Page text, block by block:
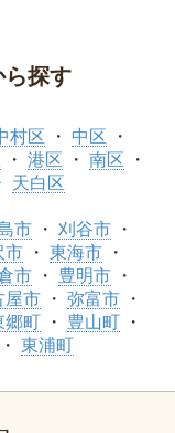
ら探す
村区
中区
港区
南区
天白区
市
刈谷市
市
東海市
市
豊明市
屋市
弥富市
郷町
豊山町
東浦町